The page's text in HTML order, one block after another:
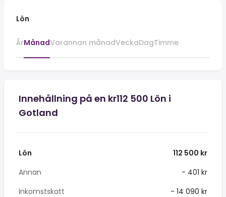
Lön
ÅrMånadVarannan månadVeckaDagTimme
Innehållning på en kr112 500 Lön i
Gotland
Lön
112 500 kr
Annan
- 401 kr
Inkomstskatt
- 14 090 kr